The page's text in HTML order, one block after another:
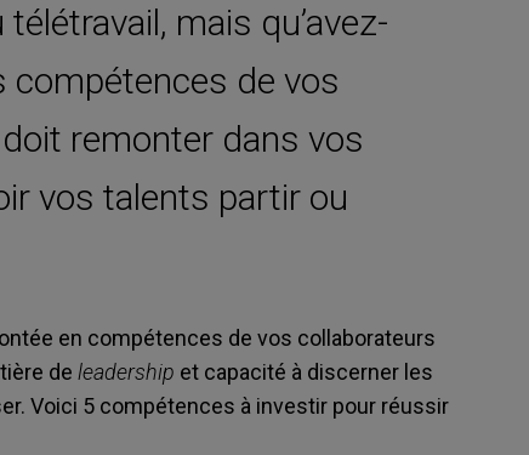
mais qu’avez-
compétences de vos
remonter dans vos
vos talents partir ou
en compétences de vos collaborateurs
de leadership et capacité à discerner les
Voici 5 compétences à investir pour réussir